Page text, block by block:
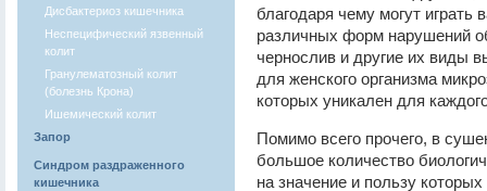
Дисбактериоз кишечника
Неспецифический язвенный
колит
Гранулематозный колит
(болезнь Крона)
Ишемический колит
Запор
Синдром раздраженного
кишечника
благодаря чему могут
различных форм нарушений
чернослив и другие их виды
для женского организма
которых уникален для
Помимо всего прочего, в
большое количество
на значение и пользу